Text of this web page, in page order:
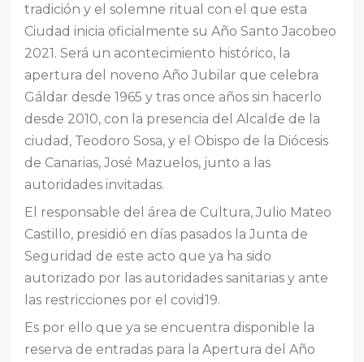
tradición y el solemne ritual con el que esta
Ciudad inicia oficialmente su Año Santo Jacobeo
2021. Será un acontecimiento histórico, la
apertura del noveno Año Jubilar que celebra
Gáldar desde 1965 y tras once años sin hacerlo
desde 2010, con la presencia del Alcalde de la
ciudad, Teodoro Sosa, y el Obispo de la Diócesis
de Canarias, José Mazuelos, junto a las
autoridades invitadas.
El responsable del área de Cultura, Julio Mateo
Castillo, presidió en días pasados la Junta de
Seguridad de este acto que ya ha sido
autorizado por las autoridades sanitarias y ante
las restricciones por el covid19.
Es por ello que ya se encuentra disponible la
reserva de entradas para la Apertura del Año